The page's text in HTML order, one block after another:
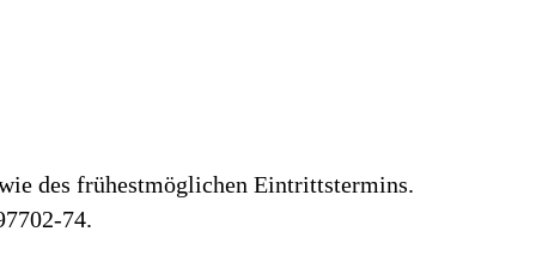
des frühestmöglichen Eintrittstermins.
74.